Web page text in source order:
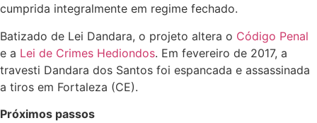
cumprida integralmente em regime fechado.
Batizado de Lei Dandara, o projeto altera o Código Penal
e a Lei de Crimes Hediondos. Em fevereiro de 2017, a
travesti Dandara dos Santos foi espancada e assassinada
a tiros em Fortaleza (CE).
Próximos passos